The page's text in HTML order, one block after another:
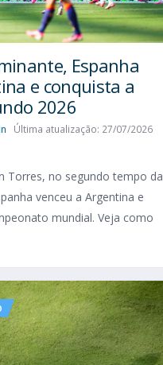
Espanha
e conquista a
2026
Última atualização: 27/07/2026
Torres, no segundo tempo da
venceu a Argentina e
mundial. Veja como